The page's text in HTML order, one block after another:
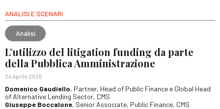
ANALISI E SCENARI
Analisi
L’utilizzo del litigation funding da parte
della Pubblica Amministrazione
24 Aprile 2026
Domenico Gaudiello, Partner, Head of Public Finance e Global Head
of Alternative Lending Sector, CMS
Giuseppe Boccalone, Senior Associate, Public Finance, CMS